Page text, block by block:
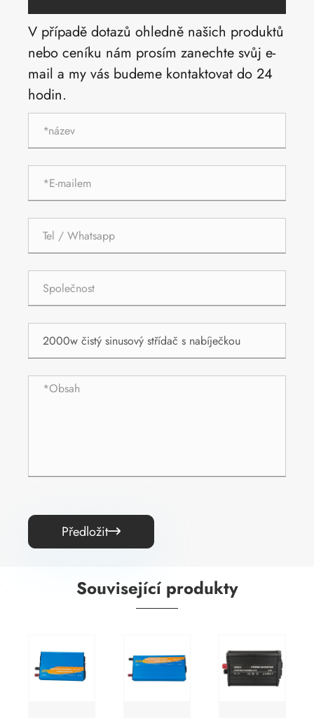
V případě dotazů ohledně našich produktů
nebo ceníku nám prosím zanechte svůj e-
mail a my vás budeme kontaktovat do 24
hodin.
Předložit
Související produkty